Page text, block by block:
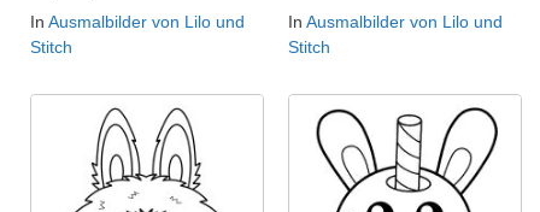
In Ausmalbilder von Lilo und
Stitch
In Ausmalbilder von Lilo und
Stitch